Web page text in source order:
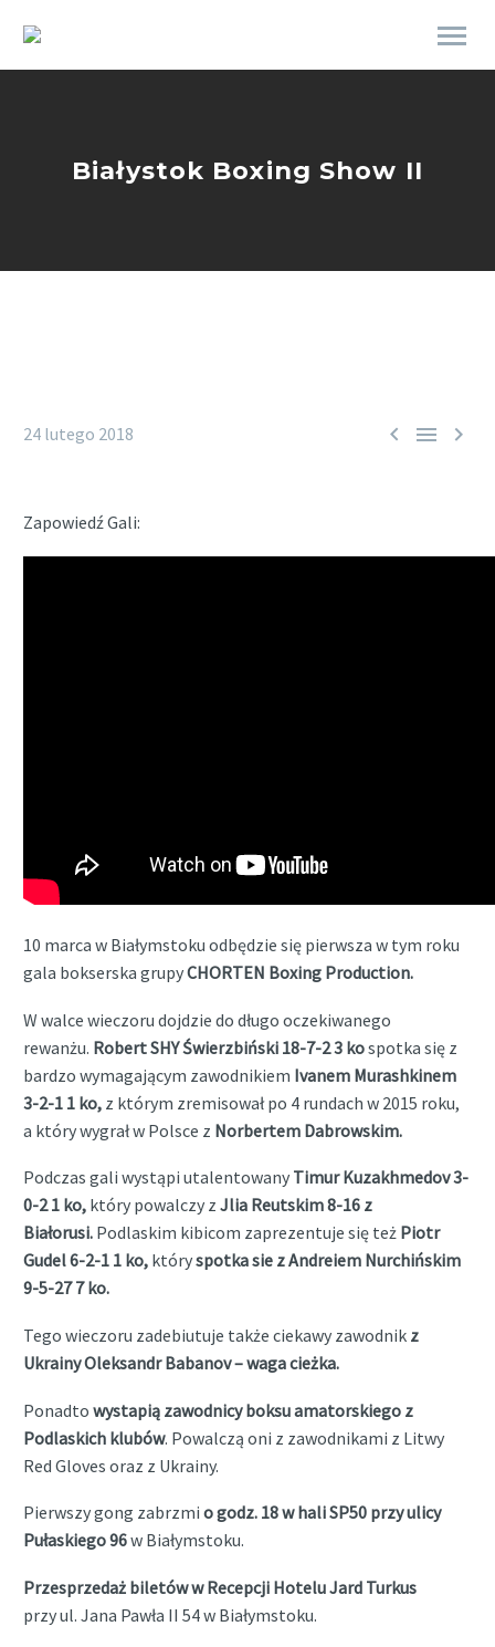
Białystok Boxing Show II
  
24 lutego 2018
Zapowiedź Gali:
10 marca w Białymstoku odbędzie się pierwsza w tym roku
gala bokserska grupyCHORTEN Boxing Production.
W walce wieczoru dojdzie do długo oczekiwanego
rewanżu. Robert SHY Świerzbiński 18-7-2 3 kospotka się z
bardzo wymagającym zawodnikiem Ivanem Murashkinem
3-2-1 1 ko, z którym zremisował po 4 rundach w 2015 roku,
a który wygrał w Polsce z Norbertem Dabrowskim.
Podczas gali wystąpi utalentowany Timur Kuzakhmedov 3-
0-2 1 ko, który powalczy z Jlia Reutskim 8-16 z
Białorusi. Podlaskim kibicom zaprezentuje się też Piotr
Gudel 6-2-1 1 ko, któryspotka sie z Andreiem Nurchińskim
9-5-27 7 ko.
Tego wieczoru zadebiutuje także ciekawy zawodnik z
Ukrainy Oleksandr Babanov – waga cieżka.
Ponadto wystapią zawodnicy boksu amatorskiego z
Podlaskich klubów. Powalczą oni z zawodnikami z Litwy
Red Gloves oraz z Ukrainy.
Pierwszy gong zabrzmi o godz. 18 w hali SP50 przy ulicy
Pułaskiego 96w Białymstoku.
Przesprzedaż biletów w Recepcji Hotelu Jard Turkus
przy ul. Jana Pawła II 54 w Białymstoku.